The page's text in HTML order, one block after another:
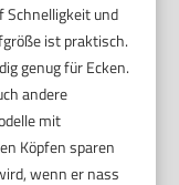
Schnelligkeit und
ist praktisch.
genug für Ecken.
andere
mit
Köpfen sparen
wenn er nass